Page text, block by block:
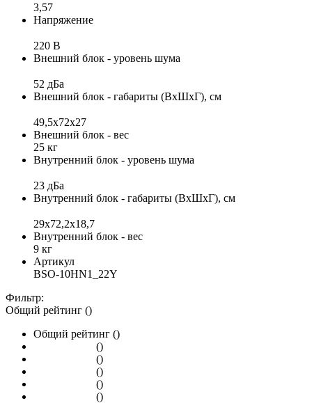
3,57
Напряжение
220 В
Внешний блок - уровень шума
52 дБа
Внешний блок - габариты (ВхШхГ), см
49,5х72х27
Внешний блок - вес
25 кг
Внутренний блок - уровень шума
23 дБа
Внутренний блок - габариты (ВхШхГ), см
29x72,2x18,7
Внутренний блок - вес
9 кг
Артикул
BSO-10HN1_22Y
Фильтр:
Общий рейтинг ()
Общий рейтинг ()
()
()
()
()
()